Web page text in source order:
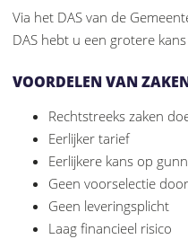
Via het DAS van de
DAS hebt u een grotere
VOORDELEN VAN
Rechtstreeks zaken
Eerlijker tarief
Eerlijkere kans op
Geen voorselectie
Geen leveringsplicht
Laag financieel risico